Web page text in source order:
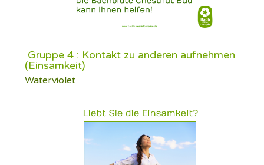
Gruppe 4 : Kontakt zu anderen aufnehmen
(Einsamkeit)
Waterviolet